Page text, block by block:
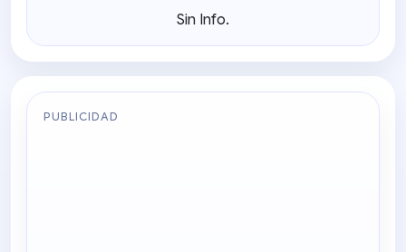
Sin Info.
PUBLICIDAD